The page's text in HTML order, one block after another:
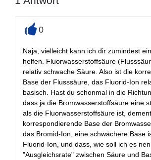
0
Naja, vielleicht kann ich dir zumindest
helfen. Fluorwasserstoffsäure
relativ schwache Säure. Also ist die
Base der Flusssäure, das Fluorid-Ion
basisch. Hast du schonmal in die
dass ja die Bromwasserstoffsäure eine
als die Fluorwasserstoffsäure ist,
korrespondierende Base der
das Bromid-Ion, eine schwächere Base
Fluorid-Ion, und dass, wie soll ich es
"Ausgleichsrate" zwischen Säure und